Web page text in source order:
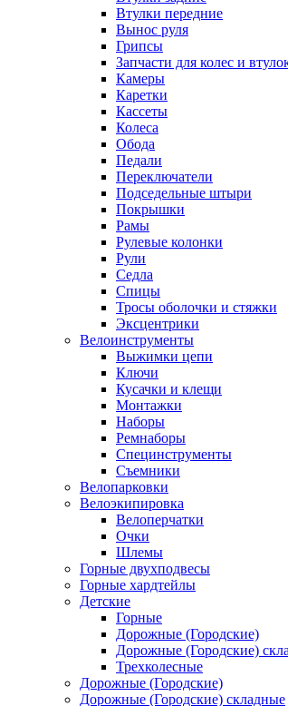
Втулки передние
Вынос руля
Грипсы
Запчасти для колес и
Камеры
Каретки
Кассеты
Колеса
Обода
Педали
Переключатели
Подседельные штыри
Покрышки
Рамы
Рулевые колонки
Рули
Седла
Спицы
Тросы оболочки и стяжки
Эксцентрики
Велоинструменты
Выжимки цепи
Ключи
Кусачки и клещи
Монтажки
Наборы
Ремнаборы
Специнструменты
Съемники
Велопарковки
Велоэкипировка
Велоперчатки
Очки
Шлемы
Горные двухподвесы
Горные хардтейлы
Детские
Горные
Дорожные (Городские)
Дорожные (Городские)
Трехколесные
Дорожные (Городские)
Дорожные (Городские) складные